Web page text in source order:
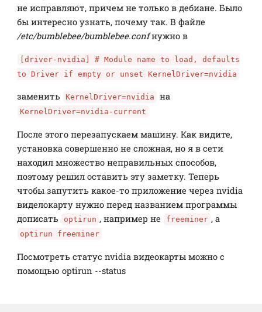
не исправляют, причем не только в дебиане. Было
бы интересно узнать, почему так. В файле
/etc/bumblebee/bumblebee.confнужно в
[driver-nvidia] # Module name to load, defaults
to Driver if empty or unset KernelDriver=nvidia
заменить KernelDriver=nvidia на
KernelDriver=nvidia-current
После этого перезапускаем машину. Как видите,
установка совершенно не сложная, но я в сети
находил множество неправильных способов,
поэтому решил оставить эту заметку. Теперь
чтобы запутить какое-то приложение через nvidia
виделокарту нужно перед названием программы
дописать
optirun , например не freeminer , а
optirun freeminer
Посмотреть статус nvidia видеокарты можно с
помощью optirun --status